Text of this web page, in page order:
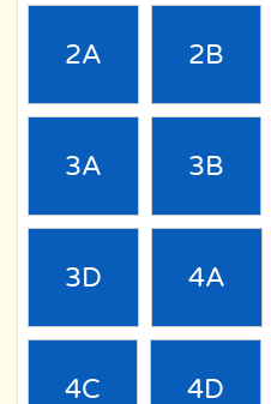
2A 2B
3A 3B
3D 4A
4C 4D